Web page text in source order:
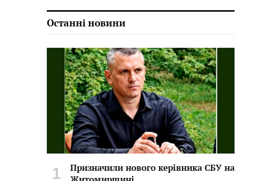
Останні новини
Призначили нового керівника СБУ на